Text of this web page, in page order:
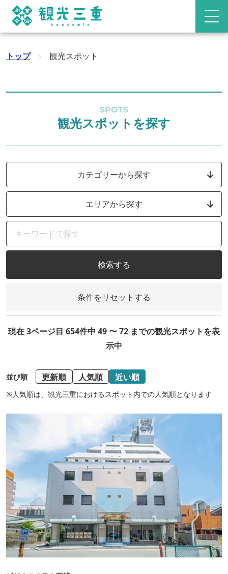
トップ › 観光スポット
SPOTS
観光スポットを探す
カテゴリーから探す
エリアから探す
検索する
条件をリセットする
現在 3ページ目 654件中 49 〜 72 までの観光スポットを表
示中
並び順 更新順 人気順 近い順
※人気順は、観光三重におけるスポット内での人気順となります